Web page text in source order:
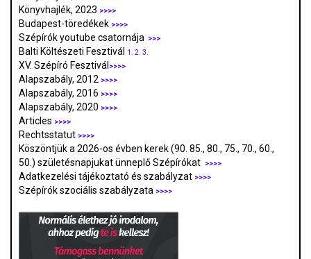
Könyvhajlék, 2023 >>>>
Budapest-töredékek >>>>
Szépírók youtube csatornája >>>
Balti Költészeti Fesztivál 1. 2. 3.
XV. Szépíró Fesztivál >>>>
Alapszabály, 2012 >>>>
Alapszabály, 2016 >>>>
Alapszabály, 2020 >>>>
Articles >>>>
Rechtsstatut >>>>
Köszöntjük a 2026-os évben kerek (90. 85., 80., 75., 70., 60.,
50.) születésnapjukat ünneplő Szépírókat
>>>>
Adatkezelési tájékoztató és szabályzat >>>>
Szépírók szociális szabályzata >>>>